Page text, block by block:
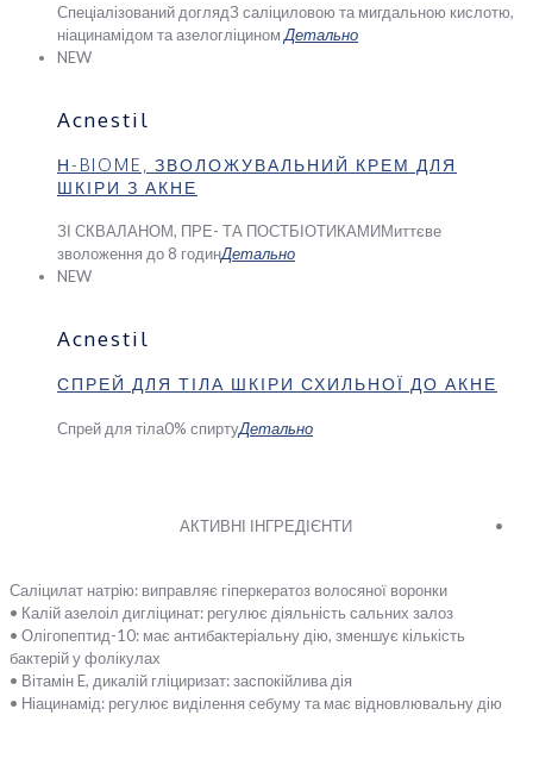
Спеціалізований доглядЗ саліциловою та мигдальною кислотю,
ніацинамідом та азелогліцином Детально
NEW
Acnestil
Н-BIOME, ЗВОЛОЖУВАЛЬНИЙ КРЕМ ДЛЯ
ШКІРИ З АКНЕ
ЗІ СКВАЛАНОМ, ПРЕ- ТА ПОСТБІОТИКАМИМиттєве
зволоження до 8 годинДетально
NEW
Acnestil
СПРЕЙ ДЛЯ ТІЛА ШКІРИ СХИЛЬНОЇ ДО АКНЕ
Спрей для тіла0% спиртуДетально
АКТИВНІ ІНГРЕДІЄНТИ •
Саліцилат натрію: виправляє гіперкератоз волосяної воронки
• Калій азелоіл дигліцинат: регулює діяльність сальних залоз
• Олігопептид-10: має антибактеріальну дію, зменшує кількість
бактерій у фолікулах
• Вітамін E, дикалій гліциризат: заспокійлива дія
• Ніацинамід: регулює виділення себуму та має відновлювальну дію